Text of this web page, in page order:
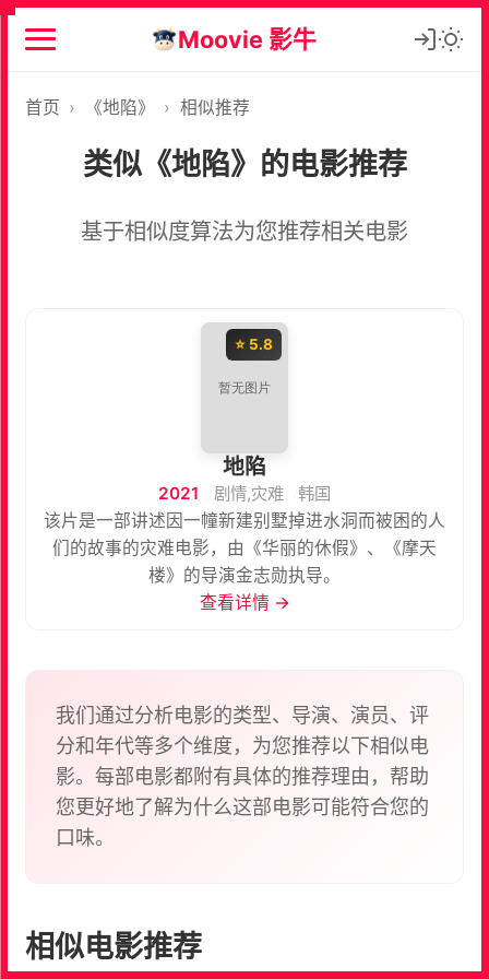
Moovie 影牛
首页 › 《地陷》 › 相似推荐
类似《地陷》的电影推荐
基于相似度算法为您推荐相关电影
⭐ 5.8
地陷
2021 剧情,灾难
韩国
该片是一部讲述因一幢新建别墅掉进水洞而被困的人
们的故事的灾难电影，由《华丽的休假》、《摩天
楼》的导演金志勋执导。
查看详情 →
我们通过分析电影的类型、导演、演员、评
分和年代等多个维度，为您推荐以下相似电
影。每部电影都附有具体的推荐理由，帮助
您更好地了解为什么这部电影可能符合您的
口味。
相似电影推荐